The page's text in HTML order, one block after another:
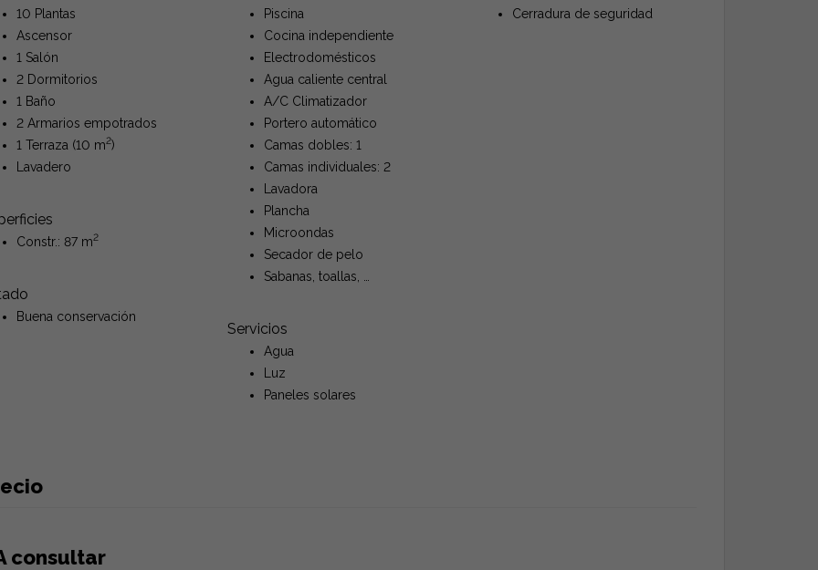
10 Plantas
Ascensor
1 Salón
2 Dormitorios
1 Baño
2 Armarios empotrados
1 Terraza (10 m2)
Lavadero
Constr.: 87 m2
Buena conservación
Piscina
Cocina independiente
Electrodomésticos
Agua caliente central
A/C Climatizador
Portero automático
Camas dobles: 1
Camas individuales: 2
Lavadora
Plancha
Microondas
Secador de pelo
Sabanas, toallas, …
Servicios
Agua
Luz
Paneles solares
Cerradura de seguridad
consultar